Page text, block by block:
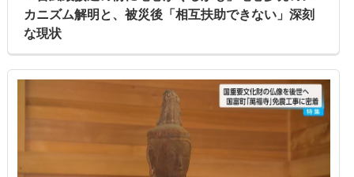
カニズム解明と、被災後「相互扶助できない」深刻
な現状